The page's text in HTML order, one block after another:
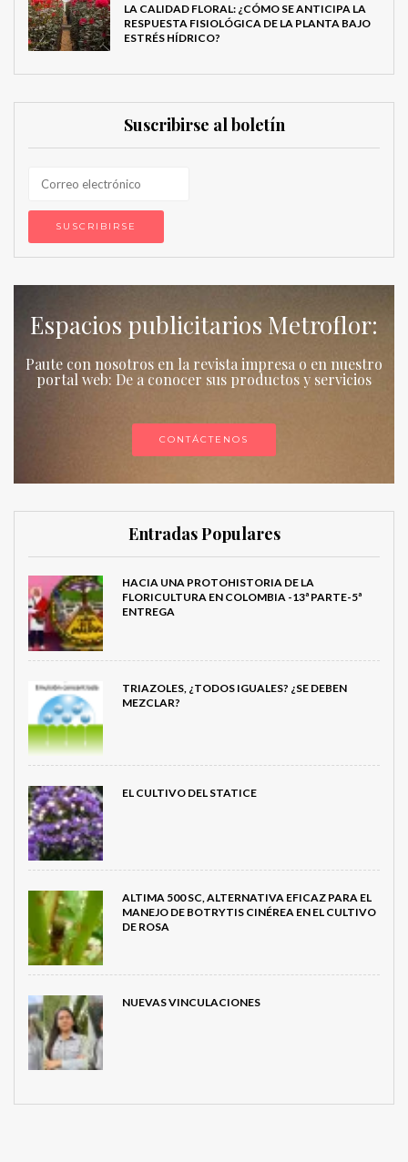
LA CALIDAD FLORAL: ¿CÓMO SE ANTICIPA LA
RESPUESTA FISIOLÓGICA DE LA PLANTA BAJO
ESTRÉS HÍDRICO?
Suscribirse al boletín
Espacios publicitarios Metroflor:
Paute con nosotros en la revista impresa o en nuestro
portal web: De a conocer sus productos y servicios
CONTÁCTENOS
Entradas Populares
HACIA UNA PROTOHISTORIA DE LA
FLORICULTURA EN COLOMBIA -13ª PARTE-5ª
ENTREGA
TRIAZOLES, ¿TODOS IGUALES? ¿SE DEBEN
MEZCLAR?
EL CULTIVO DEL STATICE
ALTIMA 500 SC, ALTERNATIVA EFICAZ PARA EL
MANEJO DE BOTRYTIS CINÉREA EN EL CULTIVO
DE ROSA
NUEVAS VINCULACIONES